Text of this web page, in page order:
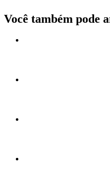
Você também pode